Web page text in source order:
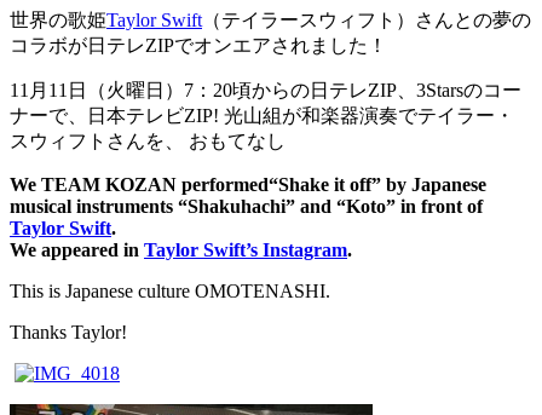
世界の歌姫Taylor Swift （テイラースウィフト）さんとの夢の
コラボが日テレZIPでオンエアされました！
11月11日（火曜日）7：20頃からの日テレZIP、3Starsのコー
ナーで、日本テレビZIP! 光山組が和楽器演奏でテイラー・
スウィフトさんを、
おもてなし
We TEAM KOZAN performed“Shake it off” by Japanese
musical instruments “Shakuhachi” and “Koto” in front of
Taylor Swift.
We appeared in Taylor Swift’s Instagram.
This is Japanese culture OMOTENASHI.
Thanks Taylor!